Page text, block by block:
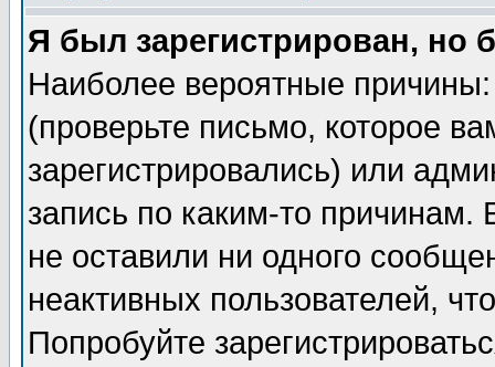
Я был зарегистрирован, но
Наиболее вероятные
(проверьте письмо, которое
зарегистрировались) или
запись по каким-то
не оставили ни одного
неактивных пользователей,
Попробуйте